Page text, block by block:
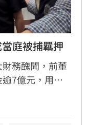
庭被捕羈押
務醜聞，前董
7億元，用於
方依背信、侵